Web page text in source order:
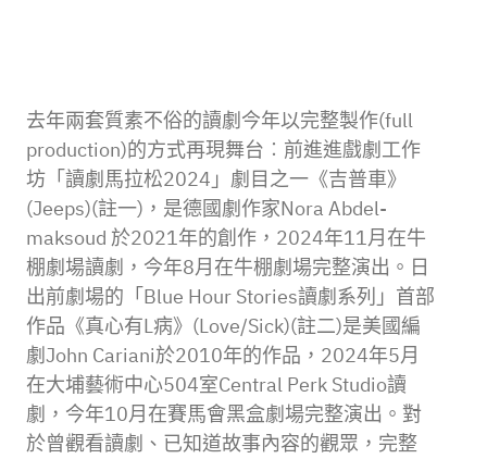
去年兩套質素不俗的讀劇今年以完整製作(full
production)的方式再現舞台︰前進進戲劇工作
坊「讀劇馬拉松2024」劇目之一《吉普車》
(Jeeps)(註一)，是德國劇作家Nora Abdel-
maksoud 於2021年的創作，2024年11月在牛
棚劇場讀劇，今年8月在牛棚劇場完整演出。日
出前劇場的「Blue Hour Stories讀劇系列」首部
作品《真心有L病》(Love/Sick)(註二)是美國編
劇John Cariani於2010年的作品，2024年5月
在大埔藝術中心504室Central Perk Studio讀
劇，今年10月在賽馬會黑盒劇場完整演出。對
於曾觀看讀劇、已知道故事內容的觀眾，完整